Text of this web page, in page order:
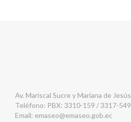
Av. Mariscal Sucre y Mariana de Jesús
Teléfono: PBX: 3310-159 / 3317-549
Email: emaseo@emaseo.gob.ec